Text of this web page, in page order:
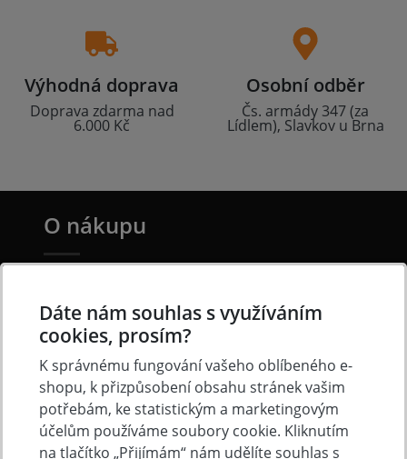
Výhodná doprava
Doprava zdarma nad
6.000 Kč
Osobní odběr
Čs. armády 347 (za
Lídlem), Slavkov u Brna
O nákupu
Často kladené otázky
Obchodní podmínky
Reklamacni řád
Ochrana osobních údajů
Cookies
Dáte nám souhlas s využíváním
cookies, prosím?
K správnému fungování vašeho oblíbeného e-
shopu, k přizpůsobení obsahu stránek vašim
potřebám, ke statistickým a marketingovým
účelům používáme soubory cookie. Kliknutím
na tlačítko „Přijímám“ nám udělíte souhlas s